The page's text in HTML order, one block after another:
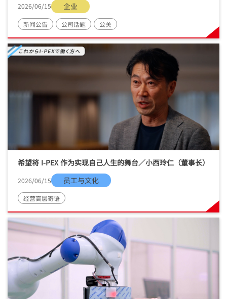
2026/06/15 企业
新闻公告 公司话题 公关
希望将 I-PEX作为实现自己人生的舞台／小西玲仁（董事长）
2026/06/15 员工与文化
经营高层寄语